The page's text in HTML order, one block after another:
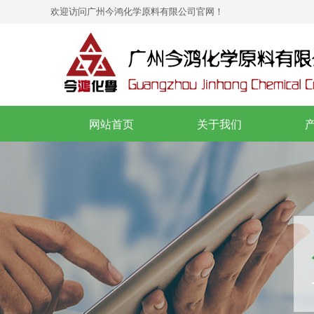
欢迎访问广州今鸿化学原料有限公司 官网！
网站首页 关于我们